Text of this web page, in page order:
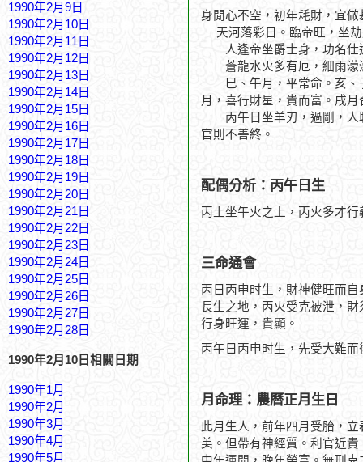
1990年2月9日
1990年2月10日
1990年2月11日
1990年2月12日
1990年2月13日
1990年2月14日
1990年2月15日
1990年2月16日
1990年2月17日
1990年2月18日
1990年2月19日
1990年2月20日
1990年2月21日
1990年2月22日
1990年2月23日
1990年2月24日
1990年2月25日
1990年2月26日
1990年2月27日
1990年2月28日
1990年2月10日相關日期
1990年1月
1990年2月
1990年3月
1990年4月
1990年5月
身閒心不空，初年耗財，宜
天河落彩日。臨帝旺，坐劫
人逢帝坐爵士身，功名仕
蒼龍水火多有厄，細雨濛
巳、午月，平常命。亥、
月，喜行財星，貴而富。戌
丙午日坐羊刃，過剛，人
官則不善終。
配偶分析：丙午日生
丙土坐午火之上，丙火多才
三命通會
丙日丙申时生，財神健旺而
長生之地，丙火受克被泄，
行身旺運，貴顯。
丙午日丙申时生，先受大難
月命理：農曆正月生日
此月生人，前年四月受胎，
美。但帶有神經質。利官近